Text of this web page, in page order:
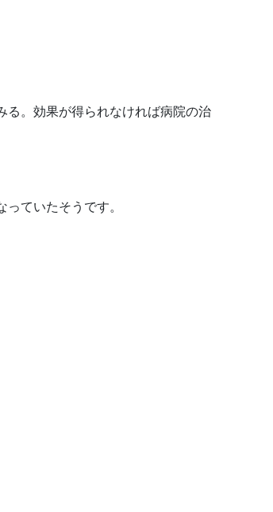
る。効果が得られなければ病院の治
ていたそうです。